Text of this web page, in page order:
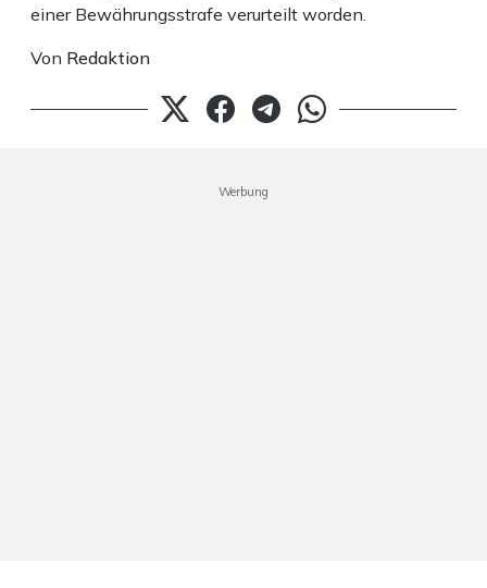
einer Bewährungsstrafe verurteilt worden.
Von Redaktion
Werbung